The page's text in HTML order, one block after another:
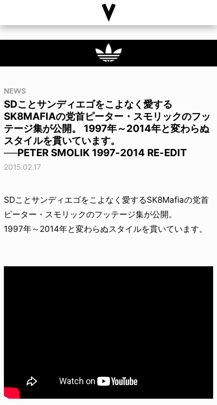
NEWS
SDことサンディエゴをこよなく愛する
SK8MAFIAの党首ピーター・スモリックのフッ
テージ集が公開。 1997年～2014年と変わらぬ
スタイルを貫いています。
──PETER SMOLIK 1997-2014 RE-EDIT
2015.02.17
SDことサンディエゴをこよなく愛するSK8Mafiaの党首
ピーター・スモリックのフッテージ集が公開。
1997年～2014年と変わらぬスタイルを貫いています。